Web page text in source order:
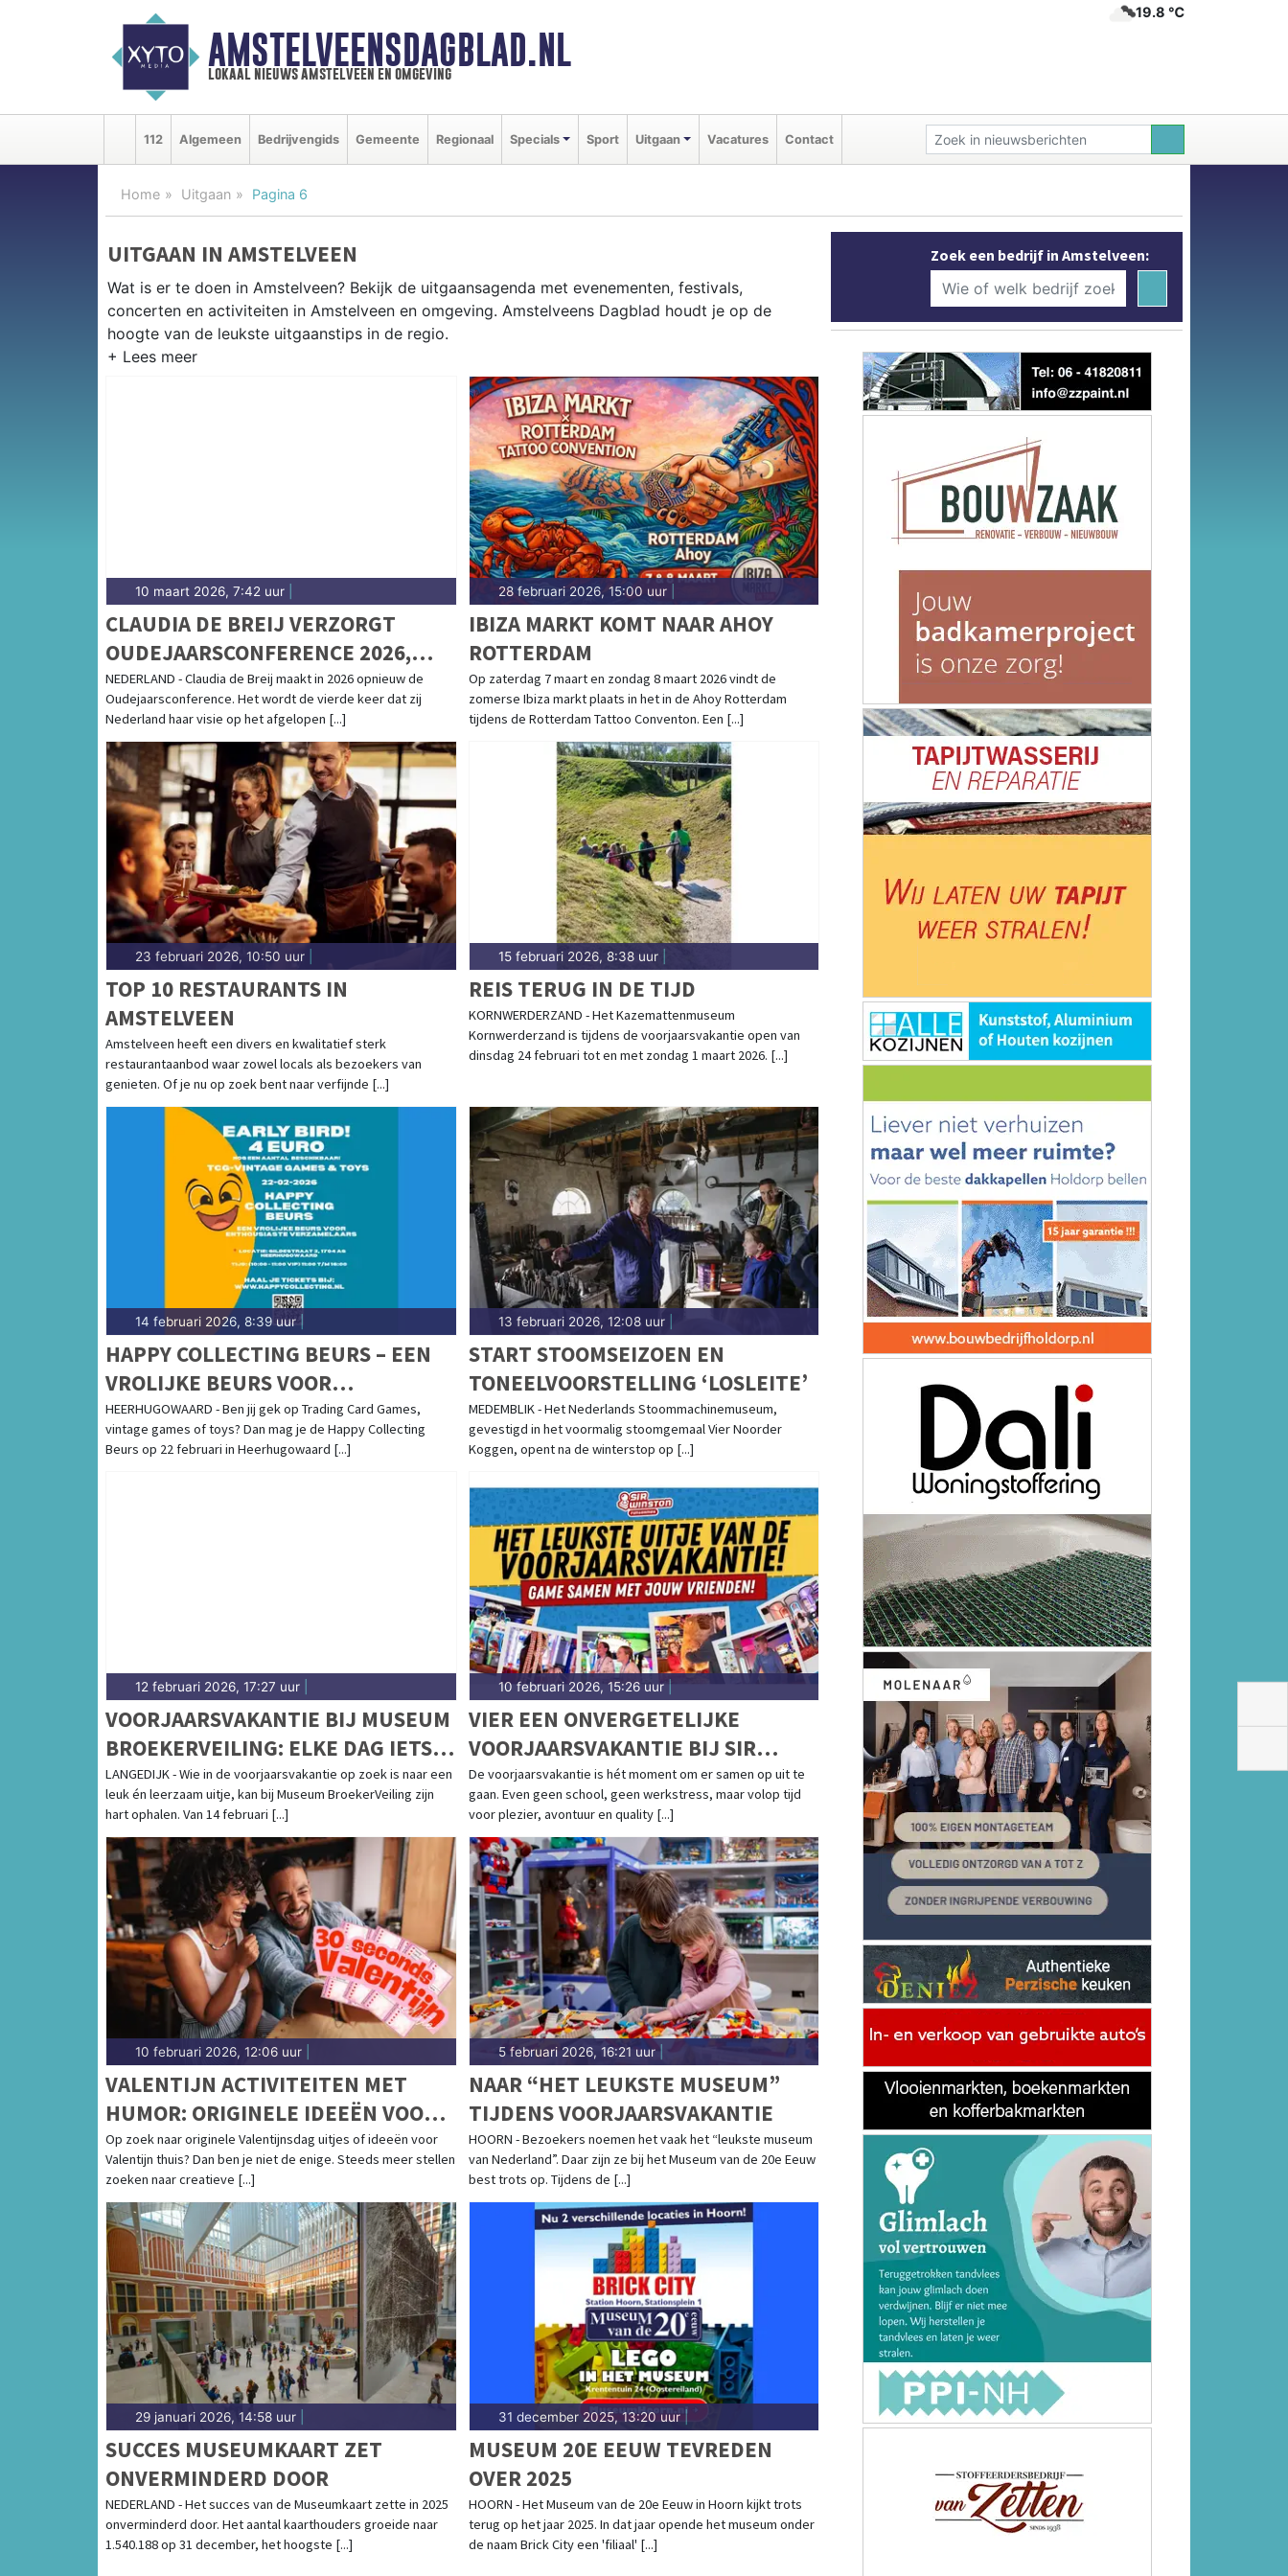
AMSTELVEENSDAGBLAD.NL
lokaal nieuws amstelveen en omgeving
19.8 ℃
112 Algemeen Bedrijvengids Gemeente Regionaal Specials Sport Uitgaan Vacatures Contact
Home Uitgaan Pagina 6
UITGAAN IN AMSTELVEEN
Wat is er te doen in Amstelveen? Bekijk de uitgaansagenda met evenementen, festivals,
concerten en activiteiten in Amstelveen en omgeving. Amstelveens Dagblad houdt je op de
hoogte van de leukste uitgaanstips in de regio.
Van markten en culturele evenementen tot muziekfestivals en culinaire events - ontdek het
complete uitgaansaanbod op amstelveensdagblad.nl.
10 maart 2026, 7:42 uur
CLAUDIA DE BREIJ VERZORGT
OUDEJAARSCONFERENCE 2026,
KAARTVERKOOP START WOENSDAG
NEDERLAND - Claudia de Breij maakt in 2026 opnieuw de
Oudejaarsconference. Het wordt de vierde keer dat zij
Nederland haar visie op het afgelopen [...]
28 februari 2026, 15:00 uur|
IBIZA MARKT KOMT NAAR AHOY
ROTTERDAM
Op zaterdag 7 maart en zondag 8 maart 2026 vindt de
zomerse Ibiza markt plaats in het in de Ahoy Rotterdam
tijdens de Rotterdam Tattoo Conventon. Een [...]
23 februari 2026, 10:50 uur
TOP 10 RESTAURANTS IN
AMSTELVEEN
Amstelveen heeft een divers en kwalitatief sterk
restaurantaanbod waar zowel locals als bezoekers van
genieten. Of je nu op zoek bent naar verfijnde [...]
15 februari 2026, 8:38 uur|
REIS TERUG IN DE TIJD
KORNWERDERZAND - Het Kazemattenmuseum
Kornwerderzand is tijdens de voorjaarsvakantie open van
dinsdag 24 februari tot en met zondag 1 maart 2026. [...]
14 februari 2026, 8:39 uur|
HAPPY COLLECTING BEURS – EEN
VROLIJKE BEURS VOOR
ENTHOUSIASTE VERZAMELAARS
HEERHUGOWAARD - Ben jij gek op Trading Card Games,
vintage games of toys? Dan mag je de Happy Collecting
Beurs op 22 februari in Heerhugowaard [...]
13 februari 2026, 12:08 uur|
START STOOMSEIZOEN EN
TONEELVOORSTELLING ‘LOSLEITE’
MEDEMBLIK - Het Nederlands Stoommachinemuseum,
gevestigd in het voormalig stoomgemaal Vier Noorder
Koggen, opent na de winterstop op [...]
12 februari 2026, 17:27 uur
VOORJAARSVAKANTIE BIJ MUSEUM
BROEKERVEILING: ELKE DAG IETS
TE BELEVEN!
LANGEDIJK - Wie in de voorjaarsvakantie op zoek is naar een
leuk én leerzaam uitje, kan bij Museum BroekerVeiling zijn
hart ophalen. Van 14 februari [...]
10 februari 2026, 15:26 uur|
VIER EEN ONVERGETELIJKE
VOORJAARSVAKANTIE BIJ SIR
WINSTON FUN & GAMES!
De voorjaarsvakantie is hét moment om er samen op uit te
gaan. Even geen school, geen werkstress, maar volop tijd
voor plezier, avontuur en quality [...]
10 februari 2026, 12:06 uur
VALENTIJN ACTIVITEITEN MET
HUMOR: ORIGINELE IDEEËN VOOR
VALENTIJN THUIS
Op zoek naar originele Valentijnsdag uitjes of ideeën voor
Valentijn thuis? Dan ben je niet de enige. Steeds meer stellen
zoeken naar creatieve [...]
5 februari 2026, 16:21 uur|
NAAR “HET LEUKSTE MUSEUM”
TIJDENS VOORJAARSVAKANTIE
HOORN - Bezoekers noemen het vaak het “leukste museum
van Nederland”. Daar zijn ze bij het Museum van de 20e Eeuw
best trots op. Tijdens de [...]
29 januari 2026, 14:58 uur
SUCCES MUSEUMKAART ZET
ONVERMINDERD DOOR
NEDERLAND - Het succes van de Museumkaart zette in 2025
onverminderd door. Het aantal kaarthouders groeide naar
1.540.188 op 31 december, het hoogste [...]
31 december 2025, 13:20 uur|
MUSEUM 20E EEUW TEVREDEN
OVER 2025
HOORN - Het Museum van de 20e Eeuw in Hoorn kijkt trots
terug op het jaar 2025. In dat jaar opende het museum onder
de naam Brick City een 'filiaal' [...]
Zoek een bedrijf in Amstelveen: